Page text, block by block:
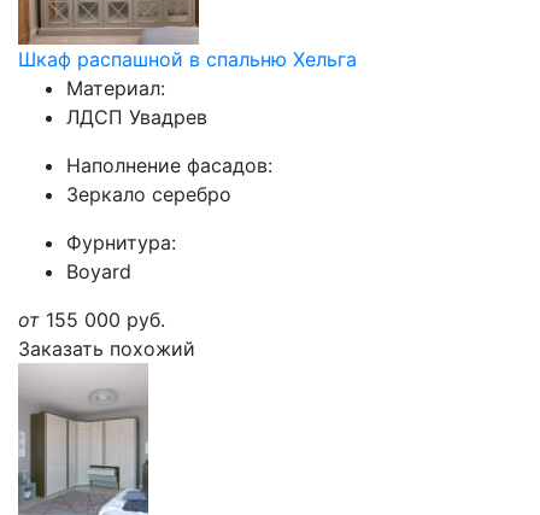
Шкаф распашной в спальню Хельга
Материал:
ЛДСП Увадрев
Наполнение фасадов:
Зеркало серебро
Фурнитура:
Boyard
от 155 000 руб.
Заказать похожий